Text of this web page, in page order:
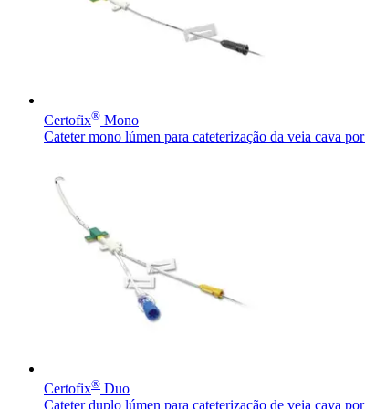
Encontre uma vaga
Certofix® Mono
Cateter mono lúmen para cateterização da veia cava
Certofix® Duo
Cateter duplo lúmen para cateterização de veia cava